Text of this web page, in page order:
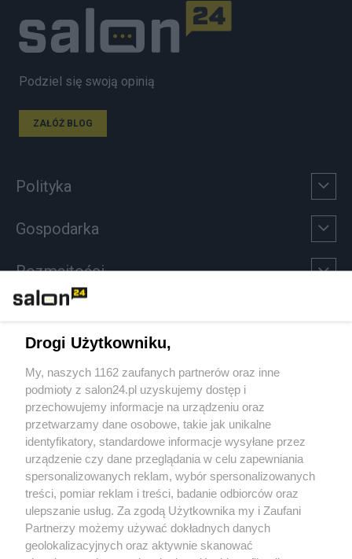
Podziel się swoją opinią
ZAŁÓŻ BLOG
Polityka
Gospodarka
Rozmaitości
Sport
Społeczeństwo
Kultura
X Facebook Instagram Youtube
Drogi Użytkowniku,
My, naszych 1162 zaufanych partnerów oraz inne
podmioty z salon24.pl uzyskujemy dostęp i
przechowujemy informacje na urządzeniu oraz
przetwarzamy dane osobowe, takie jak unikalne
identyfikatory, standardowe informacje wysyłane przez
urządzenie czy dane przeglądania w celu zapewniania
spersonalizowanych reklam, wybór spersonalizowanych
treści, pomiar reklam i treści, badanie odbiorców oraz
ulepszanie usług. Za zgodą Użytkownika my i Zaufani
Partnerzy możemy używać dokładnych danych
geolokalizacyjnych oraz aktywnie skanować